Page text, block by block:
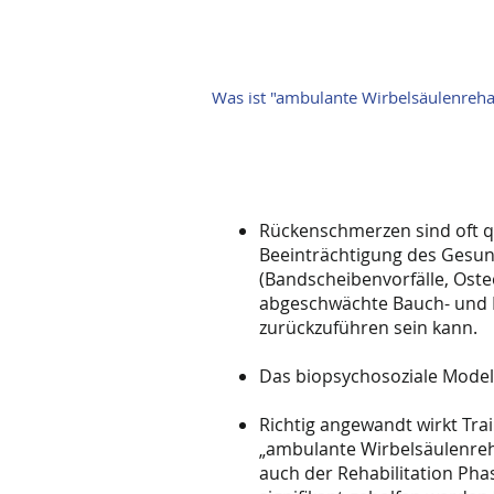
Was ist "ambulante
Rückenschmerzen sind oft
Beeinträchtigung des
(Bandscheibenvorfälle,
abgeschwächte Bauch-
zurückzuführen sein kann.
Das biopsychosoziale
Richtig angewandt wirkt
„ambulante
auch der Rehabilitation